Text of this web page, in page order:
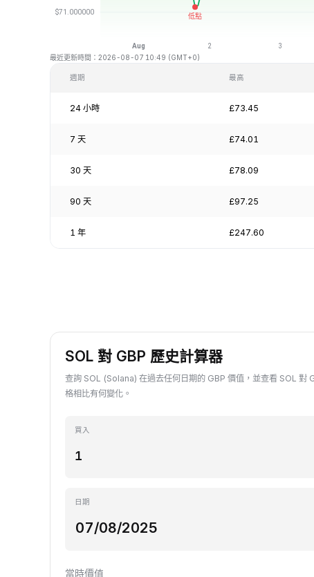
最近更新時間：2026-08-07 10:49 (GMT+0)
週期 最高
24 小時 £73.45
7 天 £74.01
30 天 £78.09
90 天 £97.25
1 年 £247.60
SOL 對 GBP 歷史計算器
查詢 SOL (Solana) 在過去任何日期的 GBP 價值，並查看 SOL 對
格相比有何變化。
買入
日期
當時價值